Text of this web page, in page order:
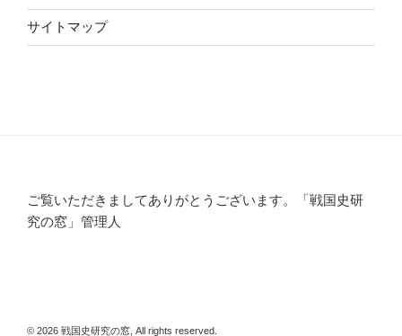
サイトマップ
ご覧いただきましてありがとうございます。「戦国史研
究の窓」管理人
© 2026 戦国史研究の窓, All rights reserved.